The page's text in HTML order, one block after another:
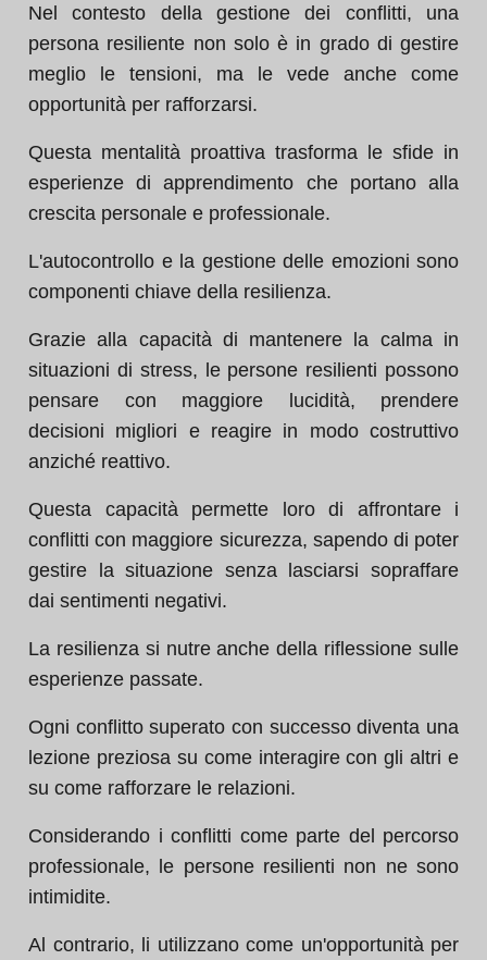
Nel contesto della gestione dei conflitti, una
persona resiliente non solo è in grado di gestire
meglio le tensioni, ma le vede anche come
opportunità per rafforzarsi.
Questa mentalità proattiva trasforma le sfide in
esperienze di apprendimento che portano alla
crescita personale e professionale.
L'autocontrollo e la gestione delle emozioni sono
componenti chiave della resilienza.
Grazie alla capacità di mantenere la calma in
situazioni di stress, le persone resilienti possono
pensare con maggiore lucidità, prendere
decisioni migliori e reagire in modo costruttivo
anziché reattivo.
Questa capacità permette loro di affrontare i
conflitti con maggiore sicurezza, sapendo di poter
gestire la situazione senza lasciarsi sopraffare
dai sentimenti negativi.
La resilienza si nutre anche della riflessione sulle
esperienze passate.
Ogni conflitto superato con successo diventa una
lezione preziosa su come interagire con gli altri e
su come rafforzare le relazioni.
Considerando i conflitti come parte del percorso
professionale, le persone resilienti non ne sono
intimidite.
Al contrario, li utilizzano come un'opportunità per